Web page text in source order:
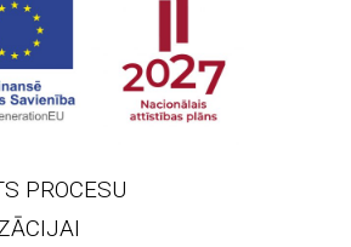
PROCESU